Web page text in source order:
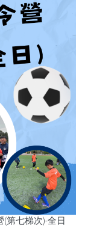
第七梯次)-全日